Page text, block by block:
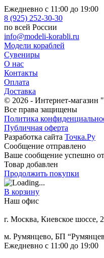
Ежедневно с 11:00 до 19:00
8 (925) 252-30-30
по всей России
info@modeli-korabli.ru
Модели кораблей
Сувениры
О нас
Контакты
Оплата
Доставка
© 2026 - Интернет-магазин
Все права защищены
Политика
Публичная оферта
Разработка сайта Точка.Ру
Сообщение отправлено
Ваше сообщение успешно
Товар добавлен
Продолжить покупки
В корзину
Наш офис
г. Москва, Киевское шоссе,
м. Румянцево, БП
Ежедневно с 11:00 до 19:00